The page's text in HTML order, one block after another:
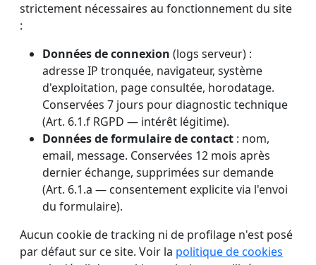
strictement nécessaires au fonctionnement du site
:
Données de connexion (logs serveur) :
adresse IP tronquée, navigateur, système
d'exploitation, page consultée, horodatage.
Conservées 7 jours pour diagnostic technique
(Art. 6.1.f RGPD — intérêt légitime).
Données de formulaire de contact : nom,
email, message. Conservées 12 mois après
dernier échange, supprimées sur demande
(Art. 6.1.a — consentement explicite via l'envoi
du formulaire).
Aucun cookie de tracking ni de profilage n'est posé
par défaut sur ce site. Voir la politique de cookies